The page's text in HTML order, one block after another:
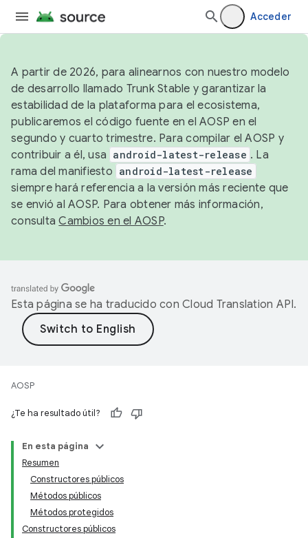
Acceder
A partir de 2026, para alinearnos con nuestro modelo
de desarrollo llamado Trunk Stable y garantizar la
estabilidad de la plataforma para el ecosistema,
publicaremos el código fuente en el AOSP en el
segundo y cuarto trimestre. Para compilar el AOSP y
contribuir a él, usa android-latest-release . La
rama del manifiesto android-latest-release
siempre hará referencia a la versión más reciente que
se envió al AOSP. Para obtener más información,
consultaCambios en el AOSP.
Esta página se ha traducido con Cloud Translation API.
AOSP
¿Te ha resultado útil?
En esta página
Resumen
Constructores públicos
Métodos públicos
Métodos protegidos
Constructores públicos